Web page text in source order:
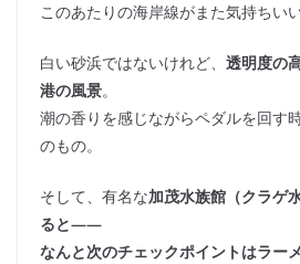
このあたりの海岸線がまた気持ちい
白い砂浜ではないけれど、 透明度の
港の風景。
潮の香りを感じながらペダルを回す
のもの。
そして、有名な加茂水族館（クラゲ
ると――
なんと次のチェックポイントはラー